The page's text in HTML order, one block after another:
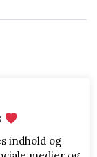
indhold og